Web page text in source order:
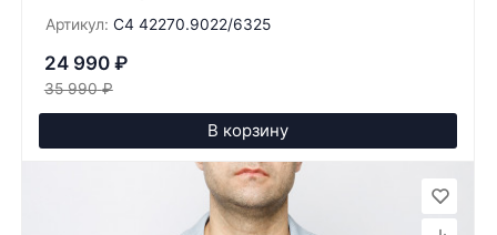
Артикул: C4 42270.9022/6325
24 990 ₽
35 990 ₽
В корзину